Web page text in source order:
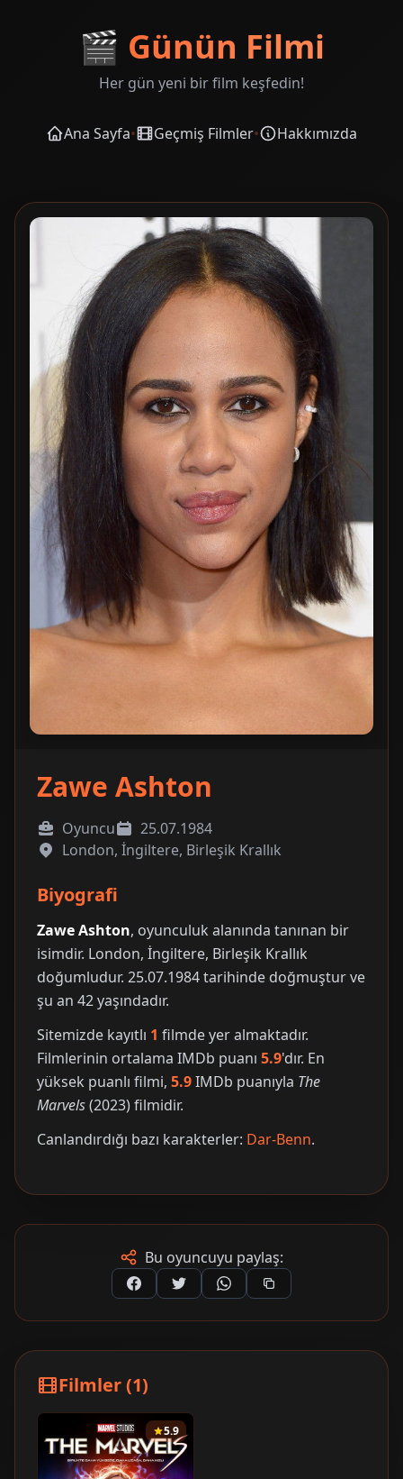
🎬 Günün Filmi
Her gün yeni bir film keşfedin!
Ana Sayfa• Geçmiş Filmler• Hakkımızda
Zawe Ashton
Oyuncu
25.07.1984
London, İngiltere, Birleşik Krallık
Biyografi
Zawe Ashton, oyunculuk alanında tanınan bir
isimdir. London, İngiltere, Birleşik Krallık
doğumludur. 25.07.1984 tarihinde doğmuştur ve
şu an 42 yaşındadır.
Sitemizde kayıtlı 1 filmde yer almaktadır.
Filmlerinin ortalama IMDb puanı 5.9'dır. En
yüksek puanlı filmi, 5.9IMDb puanıyla The
Marvels(2023) filmidir.
Canlandırdığı bazı karakterler: Dar-Benn.
Bu oyuncuyu paylaş:
Filmler (1)
5.9